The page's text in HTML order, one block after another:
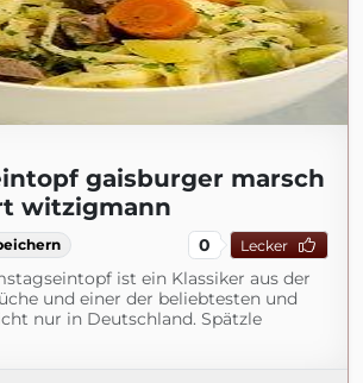
gaisburger marsch
witzigmann
0 Lecker
ist ein Klassiker aus der
und einer der beliebtesten und
nur in Deutschland. Spätzle